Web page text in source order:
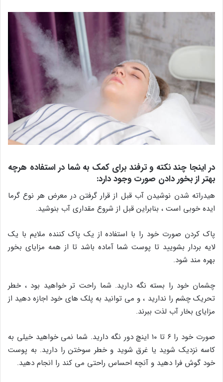
در اینجا چند نکته و ترفند برای کمک به شما در استفاده هرچه
بهتر از بخور دادن صورت وجود دارد:
هیدراته شدن نوشیدن آب قبل از قرار گرفتن در معرض هر نوع گرما
ایده خوبی است ، بنابراین قبل از شروع مقداری آب بنوشید.
پاک کردن صورت خود را با استفاده از یک پاک کننده ملایم با یک
لایه بردار بشویید تا پوست شما آماده باشد تا از همه مزایای بخور
بهره مند شود.
چشمان خود را بسته نگه دارید. شما راحت تر خواهید بود ، خطر
تحریک چشم را ندارید ، و می توانید به پلک های خود اجازه دهید از
مزایای بخار آب لذت ببرند.
صورت خود را ۶ تا ۱۰ اینچ دور نگه دارید. شما نمی خواهید خیلی به
کاسه نزدیک شوید یا غرق شوید و خطر سوختن را دارید. به پوست
خود گوش فرا دهید و آنچه احساس راحتی می کند را انجام دهید.